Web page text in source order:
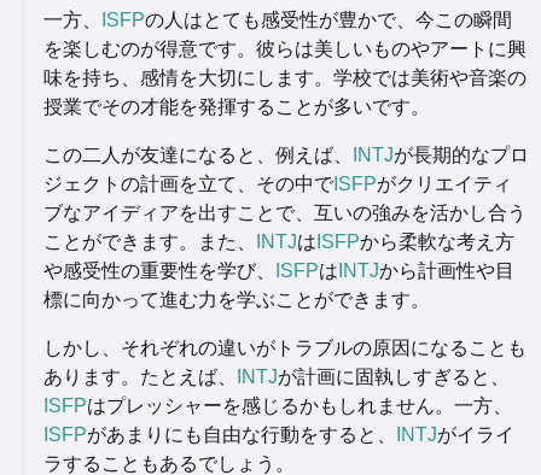
一方、 ISFPの人はとても感受性が豊かで、今この瞬間
を楽しむのが得意です。彼らは美しいものやアートに興
味を持ち、感情を大切にします。学校では美術や音楽の
授業でその才能を発揮することが多いです。
この二人が友達になると、例えば、 INTJが長期的なプロ
ジェクトの計画を立て、その中で ISFPがクリエイティ
ブなアイディアを出すことで、互いの強みを活かし合う
ことができます。また、
INTJは ISFPから柔軟な考え方
や感受性の重要性を学び、
ISFPは INTJから計画性や目
標に向かって進む力を学ぶことができます。
しかし、それぞれの違いがトラブルの原因になることも
あります。たとえば、
INTJが計画に固執しすぎると、
ISFPはプレッシャーを感じるかもしれません。一方、
ISFPがあまりにも自由な行動をすると、 INTJがイライ
ラすることもあるでしょう。